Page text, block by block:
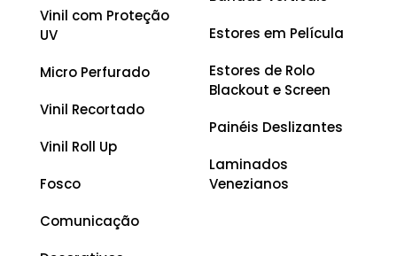
Vinil com Proteção
UV
Micro Perfurado
Vinil Recortado
Vinil Roll Up
Fosco
Comunicação
Estores em Película
Estores de Rolo
Blackout e Screen
Painéis Deslizantes
Laminados
Venezianos